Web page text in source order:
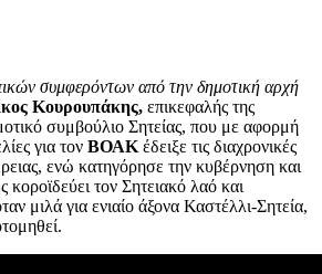
συμφερόντων από την δημοτική αρχή
Κουρουπάκης, επικεφαλής της
συμβούλιο Σητείας, που με αφορμή
για τον ΒΟΑΚ έδειξε τις διαχρονικές
ενώ κατηγόρησε την κυβέρνηση και
κοροϊδεύει τον Σητειακό λαό και
μιλά για ενιαίο άξονα Καστέλλι-Σητεία,